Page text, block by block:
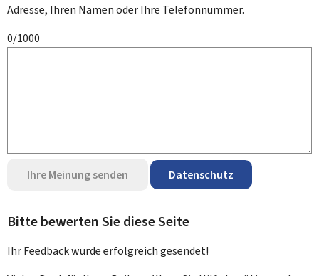
Adresse, Ihren Namen oder Ihre Telefonnummer.
0/1000
Ihre Meinung senden Datenschutz
Bitte bewerten Sie diese Seite
Ihr Feedback wurdeerfolgreichgesendet!